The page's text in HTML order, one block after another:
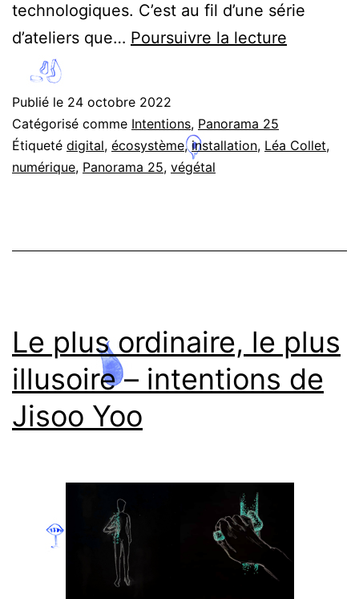
technologiques. C’est au fil d’une série
d’ateliers que… Poursuivre la lecture
Léa
Publié le 24 octobre 2022
Catégorisé comme Intentions, Panorama 25
Étiqueté digital, écosystème,installation, Léa Collet,
numérique, Panorama 25, végétal
Le plus ordinaire, le plus
illusoire – intentions de
Jisoo Yoo